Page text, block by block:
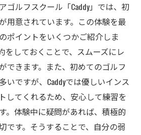
ゴルフスクール「Caddy」では、初
用意されています。この体験を最
ポイントをいくつかご紹介しま
をしておくことで、スムーズにレ
できます。また、初めてのゴルフ
いですが、Caddyでは優しいインス
してくれるため、安心して練習を
。体験中に疑問があれば、積極的
です。そうすることで、自分の弱